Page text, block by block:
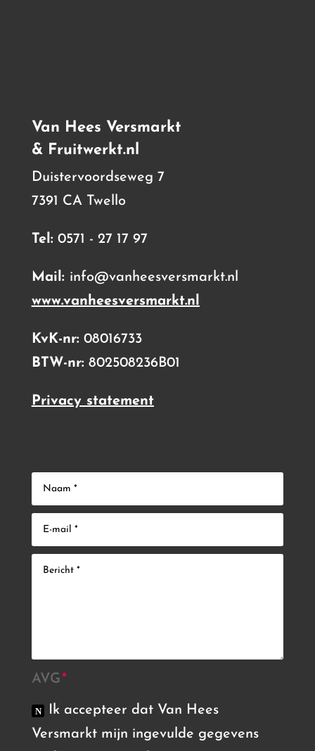
Van Hees Versmarkt
& Fruitwerkt.nl
Duistervoordseweg 7
7391 CA Twello
Tel: 0571 - 27 17 97
Mail: info@vanheesversmarkt.nl
www.vanheesversmarkt.nl
KvK-nr: 08016733
BTW-nr: 802508236B01
Privacy statement
AVG
Ik accepteer dat Van Hees
Versmarkt mijn ingevulde gegevens